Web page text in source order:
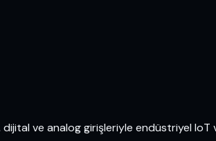
dijital ve analog girişleriyle